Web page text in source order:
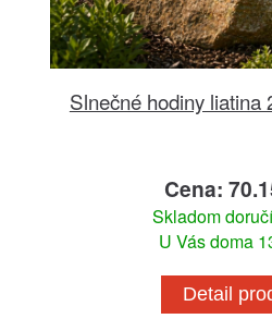
Slnečné hodiny liatina
Cena:
Skladom
U Vás doma
Detail